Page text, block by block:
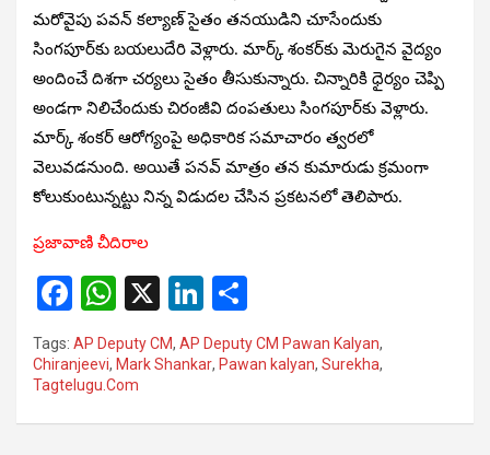
మరోవైపు పవన్ కల్యాణ్ సైతం తనయుడిని చూసేందుకు
సింగపూర్‌కు బయలుదేరి వెళ్లారు. మార్క్ శంకర్‌కు మెరుగైన వైద్యం
అందించే దిశగా చర్యలు సైతం తీసుకున్నారు. చిన్నారికి ధైర్యం చెప్పి
అండగా నిలిచేందుకు చిరంజీవి దంపతులు సింగపూర్‌కు వెళ్లారు.
మార్క్ శంకర్ ఆరోగ్యంపై అధికారిక సమాచారం త్వరలో
వెలువడనుంది. అయితే పనవ్ మాత్రం తన కుమారుడు క్రమంగా
కోలుకుంటున్నట్టు నిన్న విడుదల చేసిన ప్రకటనలో తెలిపారు.
ప్రజావాణి చీదిరాల
F
a
ce
b
o
W
at
s
A
X
Li
n
ke
n
h
ar
Tags: AP Deputy CM, AP Deputy CM Pawan Kalyan,
Chiranjeevi, Mark Shankar, Pawan kalyan, Surekha,
Tagtelugu.Com